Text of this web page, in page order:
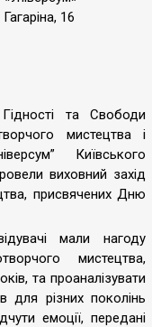
16
та Свободи
мистецтва і
Київського
виховний захід
присвячених Дню
мали нагоду
мистецтва,
та проаналізувати
для різних поколінь
емоції, передані